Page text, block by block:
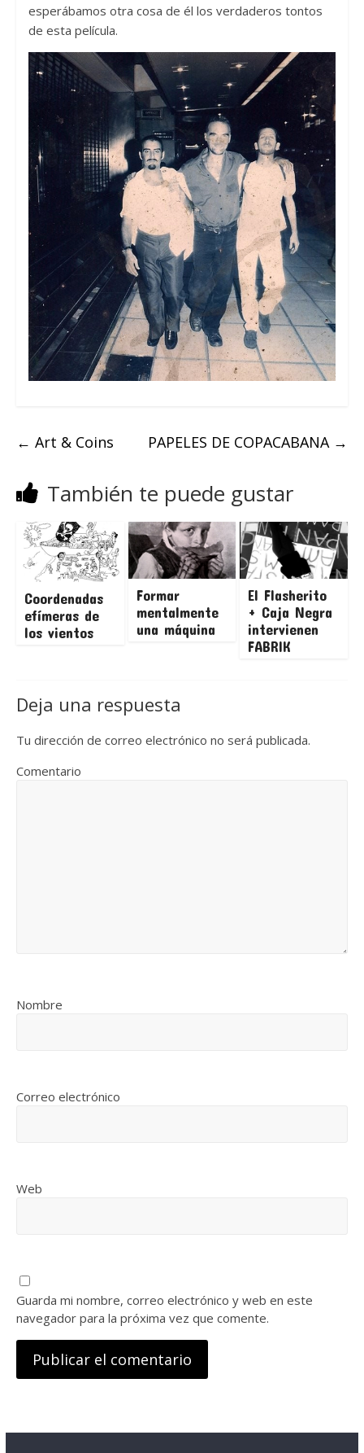
esperábamos otra cosa de él los verdaderos tontos
de esta película.
← Art & Coins PAPELES DE COPACABANA →
También te puede gustar
Coordenadas
efímeras de
los vientos
Formar
mentalmente
una máquina
El Flasherito
+ Caja Negra
intervienen
FABRIK
Deja una respuesta
Tu dirección de correo electrónico no será publicada.
Comentario
Nombre
Correo electrónico
Web
Guarda mi nombre, correo electrónico y web en este
navegador para la próxima vez que comente.